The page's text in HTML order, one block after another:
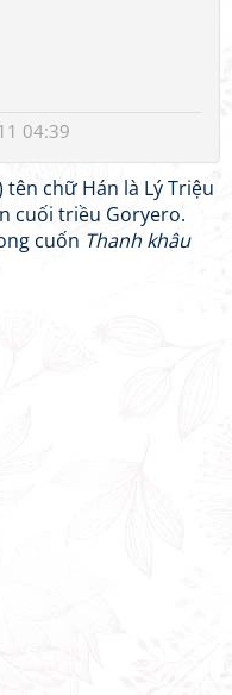
04:39
tên chữ Hán là Lý Triệu
cuối triều Goryero.
cuốn Thanh khâu